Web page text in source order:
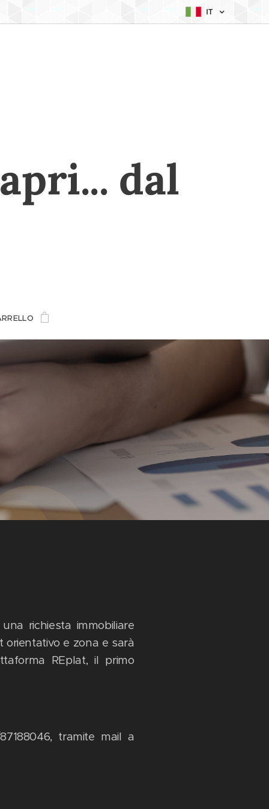
IT
dal
richiesta immobiliare
orientativo e zona e sarà
REplat, il primo
tramite mail a